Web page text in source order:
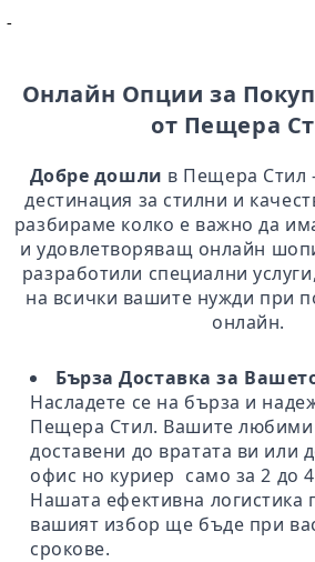
-
Онлайн Опции за
от Пещера
Добре дошли в Пещера Стил
дестинация за стилни и
разбираме колко е важно да
и удовлетворяващ онлайн
разработили специални
на всички вашите нужди при
онлайн.
Бърза Доставка за
Насладете се на бърза и
Пещера Стил. Вашите
доставени до вратата ви или
офис но куриер само за 2 до
Нашата ефективна логистика
вашият избор ще бъде при
срокове.